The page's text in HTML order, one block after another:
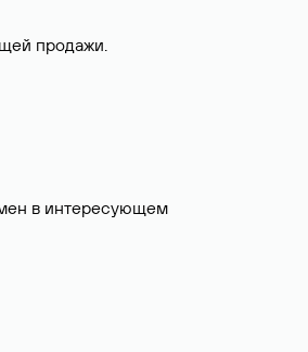
продажи.
в интересующем